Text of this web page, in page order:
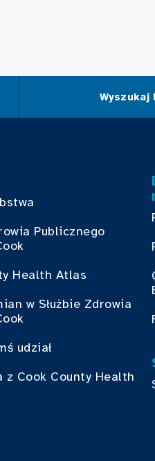
Publicznego
Health Atlas
w Służbie Zdrowia
udział
z Cook County Health